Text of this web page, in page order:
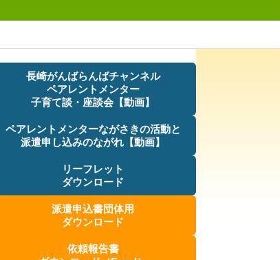
長崎がんばらんばチャンネル
ペアレントメンター
子育て談・座談会【動画】
ペアレントメンターながさきの活動と
派遣申し込みのながれ【動画】
リーフレット
ダウンロード
派遣申込書団体用
ダウンロード
依頼報告書